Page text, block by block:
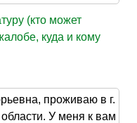
(кто может
куда и кому
проживаю в г.
У меня к вам